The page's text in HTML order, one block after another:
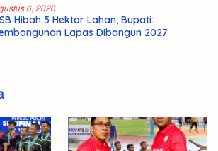
6, 2026
Hibah 5 Hektar Lahan, Bupati:
Lapas Dibangun 2027